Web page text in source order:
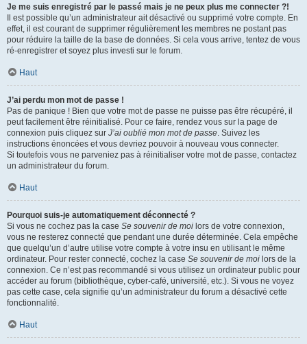
Je me suis enregistré par le passé mais je ne peux plus me connecter ?!
Il est possible qu’un administrateur ait désactivé ou supprimé votre compte. En
effet, il est courant de supprimer régulièrement les membres ne postant pas
pour réduire la taille de la base de données. Si cela vous arrive, tentez de vous
ré-enregistrer et soyez plus investi sur le forum.
Haut
J’ai perdu mon mot de passe !
Pas de panique ! Bien que votre mot de passe ne puisse pas être récupéré, il
peut facilement être réinitialisé. Pour ce faire, rendez vous sur la page de
connexion puis cliquez sur J’ai oublié mon mot de passe. Suivez les
instructions énoncées et vous devriez pouvoir à nouveau vous connecter.
Si toutefois vous ne parveniez pas à réinitialiser votre mot de passe, contactez
un administrateur du forum.
Haut
Pourquoi suis-je automatiquement déconnecté ?
Si vous ne cochez pas la case Se souvenir de moi lors de votre connexion,
vous ne resterez connecté que pendant une durée déterminée. Cela empêche
que quelqu’un d’autre utilise votre compte à votre insu en utilisant le même
ordinateur. Pour rester connecté, cochez la case Se souvenir de moi lors de la
connexion. Ce n’est pas recommandé si vous utilisez un ordinateur public pour
accéder au forum (bibliothèque, cyber-café, université, etc.). Si vous ne voyez
pas cette case, cela signifie qu’un administrateur du forum a désactivé cette
fonctionnalité.
Haut